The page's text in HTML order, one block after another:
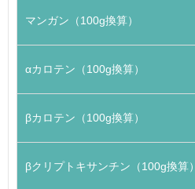
マンガン（100g換算）
αカロテン（100g換算）
βカロテン（100g換算）
βクリプトキサンチン（100g換算）